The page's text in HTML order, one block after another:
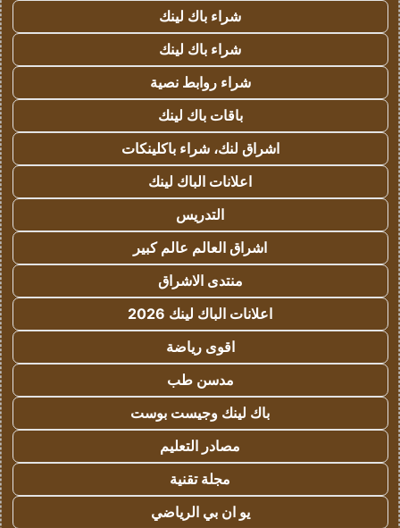
شراء باك لينك
شراء باك لينك
شراء روابط نصية
باقات باك لينك
اشراق لنك، شراء باكلينكات
اعلانات الباك لينك
التدريس
اشراق العالم عالم كبير
منتدى الاشراق
اعلانات الباك لينك 2026
اقوى رياضة
مدسن طب
باك لينك وجيست بوست
مصادر التعليم
مجلة تقنية
يو ان بي الرياضي